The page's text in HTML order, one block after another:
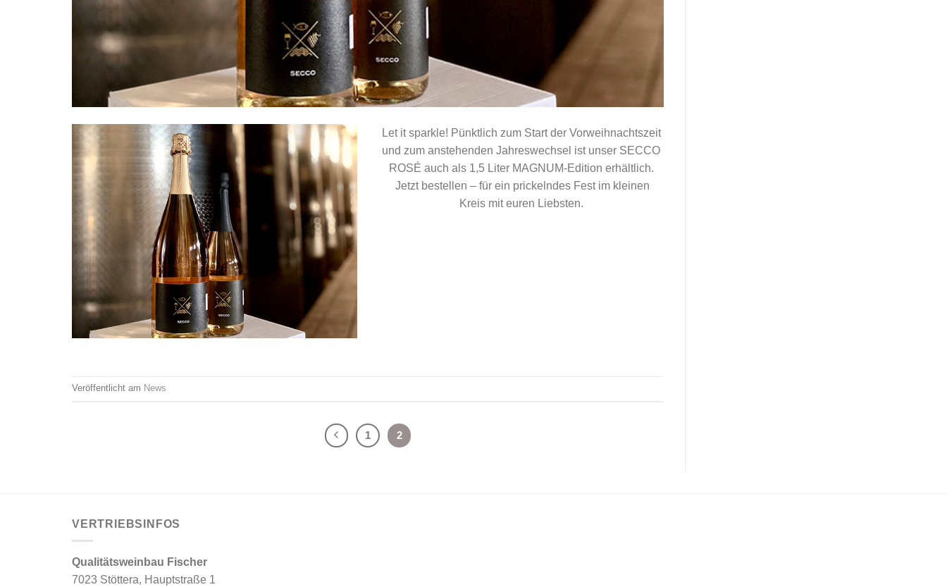
Let it sparkle! Pünktlich zum Start der Vorweihnachtszeit
und zum anstehenden Jahreswechsel ist unser SECCO
ROSÉ auch als 1,5 Liter MAGNUM-Edition erhältlich.
Jetzt bestellen – für ein prickelndes Fest im kleinen
Kreis mit euren Liebsten.
Veröffentlicht am News
1 2
VERTRIEBSINFOS
Qualitätsweinbau Fischer
7023 Stöttera, Hauptstraße 1